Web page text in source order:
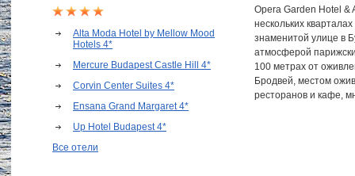
Alta Moda Hotel by Mellow Mood
Hotels 4*
Mercure Budapest Castle Hill 4*
Corvin Center Suites 4*
Ensana Grand Margaret 4*
Up Hotel Budapest 4*
Все отели
Opera Garden Hotel
нескольких
знаменитой улице в
атмосферой
100 метрах от
Бродвей, местом
ресторанов и кафе,